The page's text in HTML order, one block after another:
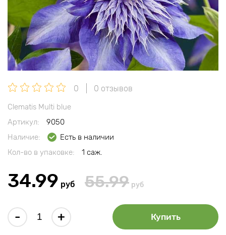
0 0 отзывов
Clematis Multi blue
Артикул:
9050
Наличие:
Есть в наличии
Кол-во в упаковке:
1 саж.
34.99 руб 55.99 руб
- + Купить